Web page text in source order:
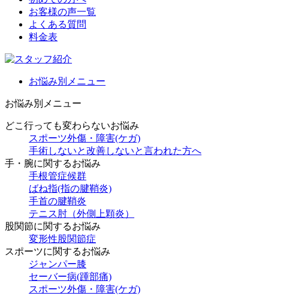
お客様の声一覧
よくある質問
料金表
お悩み別メニュー
お悩み別メニュー
どこ行っても変わらないお悩み
スポーツ外傷・障害(ケガ)
手術しないと改善しないと言われた方へ
手・腕に関するお悩み
手根管症候群
ばね指(指の腱鞘炎)
手首の腱鞘炎
テニス肘（外側上顆炎）
股関節に関するお悩み
変形性股関節症
スポーツに関するお悩み
ジャンパー膝
セーバー病(踵部痛)
スポーツ外傷・障害(ケガ)